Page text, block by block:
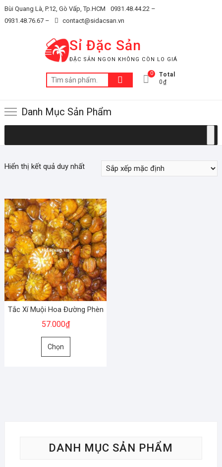
Skip
to
Bùi Quang Là, P.12, Gò Vấp, Tp.HCM
0931.48.44.22 –
0931.48.76.67 –
contact@sidacsan.vn
Sỉ Đặc Sản
ĐẶC SẢN NGON KHÔNG CÒN LO GIÁ
Tìm
kiếm:
0
Total
0₫
Danh Mục Sản Phẩm
Hiển thị kết quả duy nhất
Tắc Xí Muội Hoa Đường Phèn
57.000₫
Chọn
Sản
chọn
DANH MỤC SẢN PHẨM